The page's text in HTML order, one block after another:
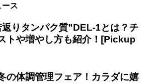
ース
りタンパク質”DEL-1とは？チ
トや増やし方も紹介！
の体調管理フェア！カラダに嬉